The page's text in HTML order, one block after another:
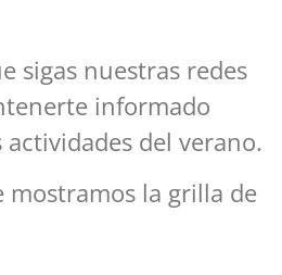
sigas nuestras redes
informado
actividades del verano.
la grilla de